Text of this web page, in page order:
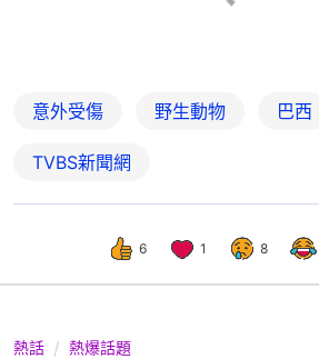
意外受傷 野生動物 巴西
TVBS新聞網
6 1 8
熱話 熱爆話題